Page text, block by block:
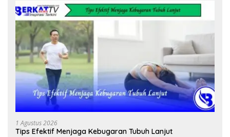
1 Agustus 2026
Tips Efektif Menjaga Kebugaran Tubuh Lanjut